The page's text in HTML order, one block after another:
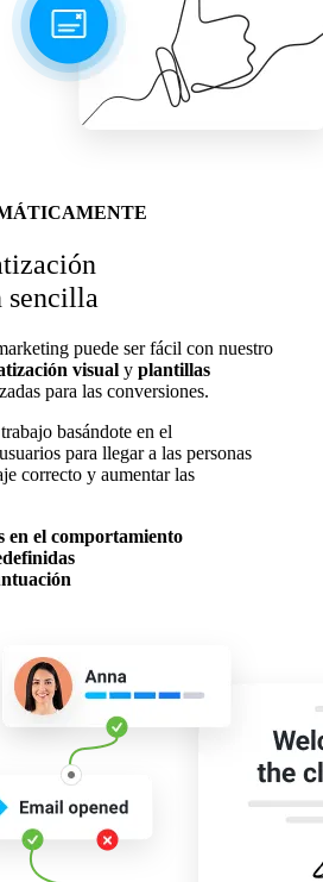
sencilla
puede ser fácil con nuestro
visual y plantillas
para las conversiones.
basándote en el
para llegar a las personas
correcto y aumentar las
en el comportamiento